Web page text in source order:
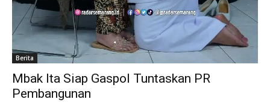
Berita
Mbak Ita Siap Gaspol Tuntaskan PR
Pembangunan